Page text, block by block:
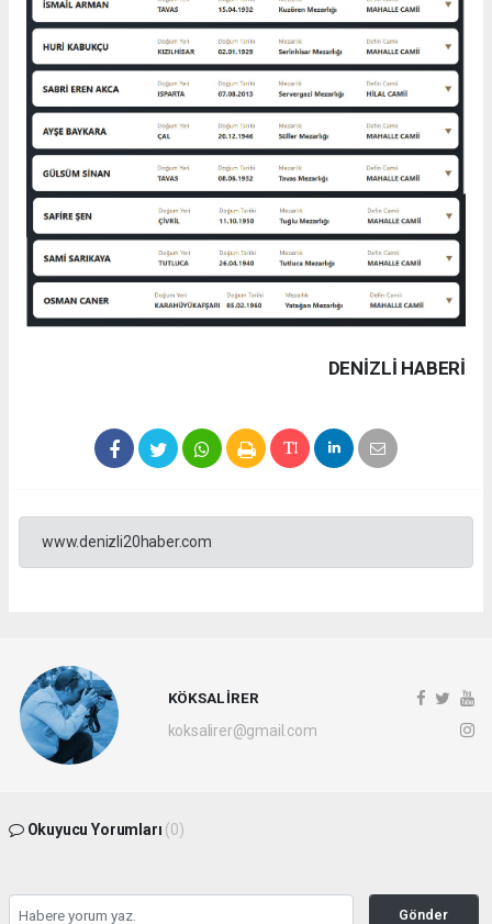
DENIZLI HABERİ
www.denizli20haber.com
KÖKSAL İRER
koksalirer@gmail.com
Okuyucu Yorumları (0)
Gönder